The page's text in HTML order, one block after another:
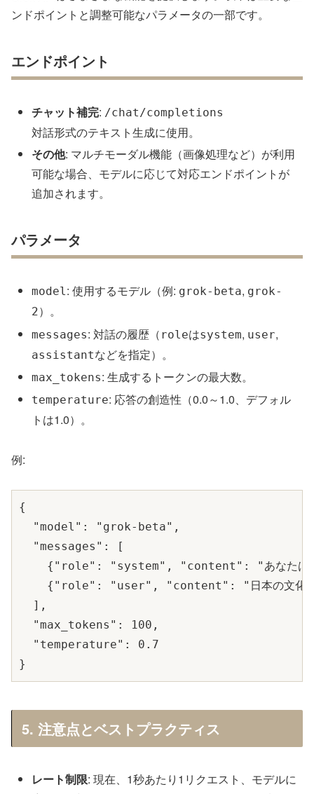
ンドポイントと調整可能なパラメータの一部です。
エンドポイント
チャット補完: /chat/completions
対話形式のテキスト生成に使用。
その他: マルチモーダル機能（画像処理など）が利用
可能な場合、モデルに応じて対応エンドポイントが
追加されます。
パラメータ
model: 使用するモデル（例: grok-beta, grok-
2）。
messages: 対話の履歴（ roleはsystem, user,
assistantなどを指定）。
max_tokens: 生成するトークンの最大数。
temperature: 応答の創造性（0.0～1.0、デフォル
トは1.0）。
例:
{
  "model": "grok-beta",
  "messages": [
{"role": "system", "content": "あなたは役
{"role": "user", "content": "日本の文化に
  ],
  "max_tokens": 100,
  "temperature": 0.7
5. 注意点とベストプラクティス
レート制限: 現在、1秒あたり1リクエスト、モデルに